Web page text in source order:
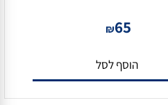
לחצן ניפוץ ירוק
₪65